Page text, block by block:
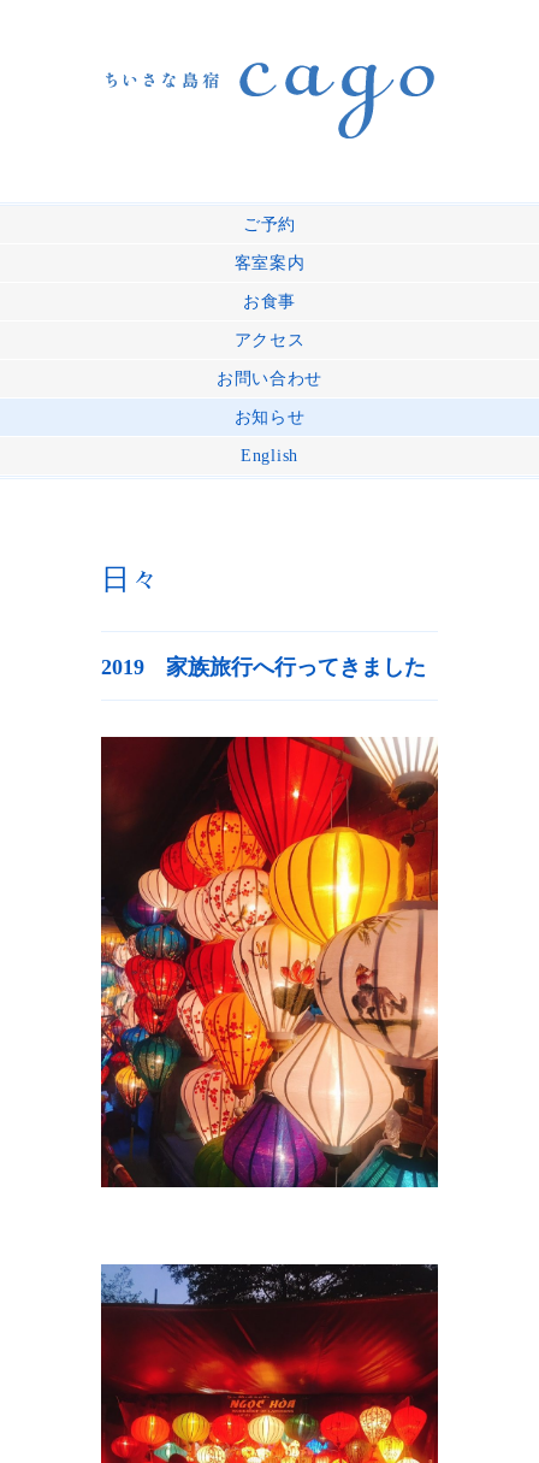
ご予約
客室案内
お食事
アクセス
お問い合わせ
お知らせ
English
日々
2019 家族旅行へ行ってきました